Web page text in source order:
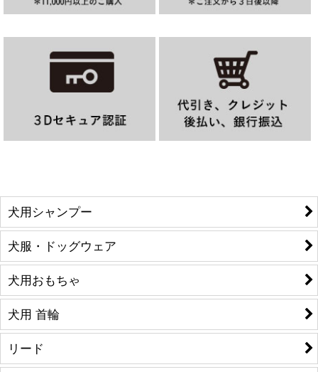
犬用シャンプー
犬服・ドッグウェア
犬用おもちゃ
犬用 首輪
リード